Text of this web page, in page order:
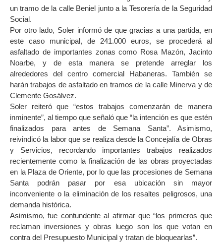
un tramo de la calle Beniel junto a la Tesorería de la Seguridad
Social.
Por otro lado, Soler informó de que gracias a una partida, en
este caso municipal, de 241.000 euros, se procederá al
asfaltado de importantes zonas como Rosa Mazón, Jacinto
Noarbe, y de esta manera se pretende arreglar los
alrededores del centro comercial Habaneras. También se
harán trabajos de asfaltado en tramos de la calle Minerva y de
Clemente Gosálvez.
Soler reiteró que “estos trabajos comenzarán de manera
inminente”, al tiempo que señaló que “la intención es que estén
finalizados para antes de Semana Santa”. Asimismo,
reivindicó la labor que se realiza desde la Concejalía de Obras
y Servicios, recordando importantes trabajos realizados
recientemente como la finalización de las obras proyectadas
en la Plaza de Oriente, por lo que las procesiones de Semana
Santa podrán pasar por esa ubicación sin mayor
inconveniente o la eliminación de los resaltes peligrosos, una
demanda histórica.
Asimismo, fue contundente al afirmar que “los primeros que
reclaman inversiones y obras luego son los que votan en
contra del Presupuesto Municipal y tratan de bloquearlas”.